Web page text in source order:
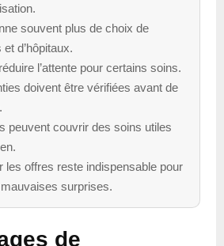
souvent plus de choix de
d’hôpitaux.
l’attente pour certains soins.
doivent être vérifiées avant de
peuvent couvrir des soins utiles
les offres reste indispensable pour
surprises.
de